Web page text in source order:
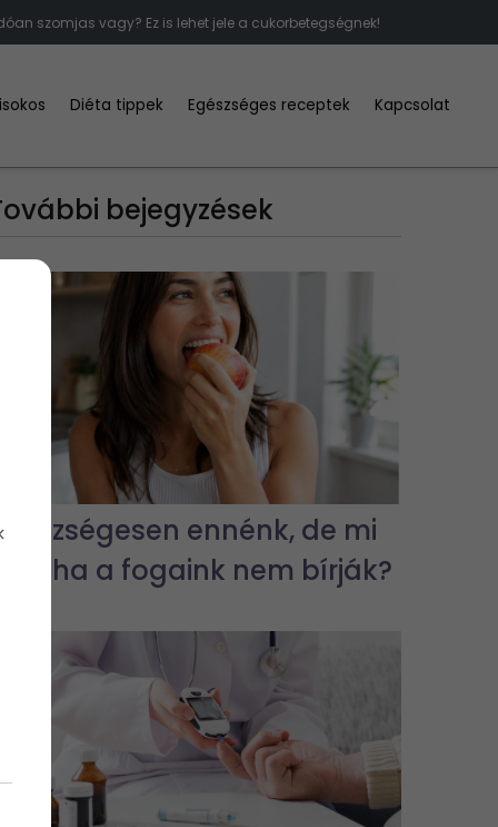
szomjas vagy? Ez is lehet jele a cukorbetegségnek!
Diéta tippek Egészséges receptek Kapcsolat
bejegyzések
ennénk, de mi
ha a fogaink nem bírják?